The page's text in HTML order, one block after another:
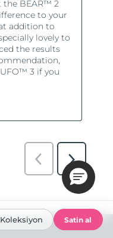
Koleksiyon Satin al